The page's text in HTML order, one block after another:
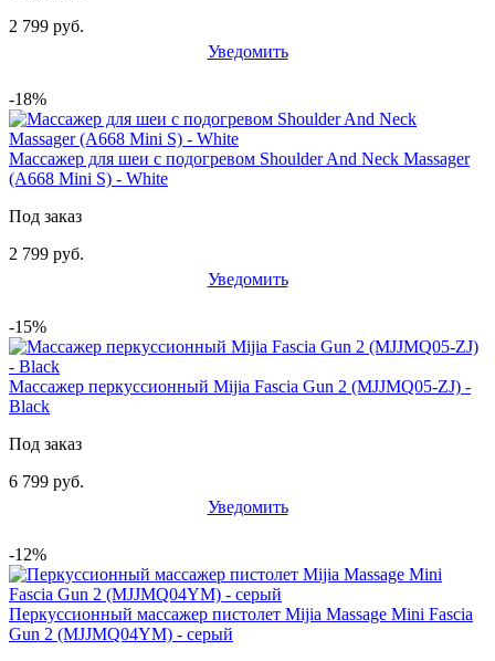
2 799 руб.
Уведомить
-18%
Массажер для шеи с подогревом Shoulder And Neck Massager
(A668 Mini S) - White
Под заказ
2 799 руб.
Уведомить
-15%
Массажер перкуссионный Mijia Fascia Gun 2 (MJJMQ05-ZJ) -
Black
Под заказ
6 799 руб.
Уведомить
-12%
Перкуссионный массажер пистолет Mijia Massage Mini Fascia
Gun 2 (MJJMQ04YM) - серый